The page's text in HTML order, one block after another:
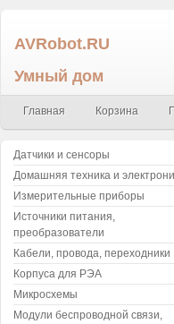
AVRobot.RU
Умный дом
Главная Корзина
Датчики и сенсоры
Домашняя техника и
Измерительные приборы
Источники питания,
преобразователи
Кабели, провода, переходники
Корпуса для РЭА
Микросхемы
Модули беспроводной связи,